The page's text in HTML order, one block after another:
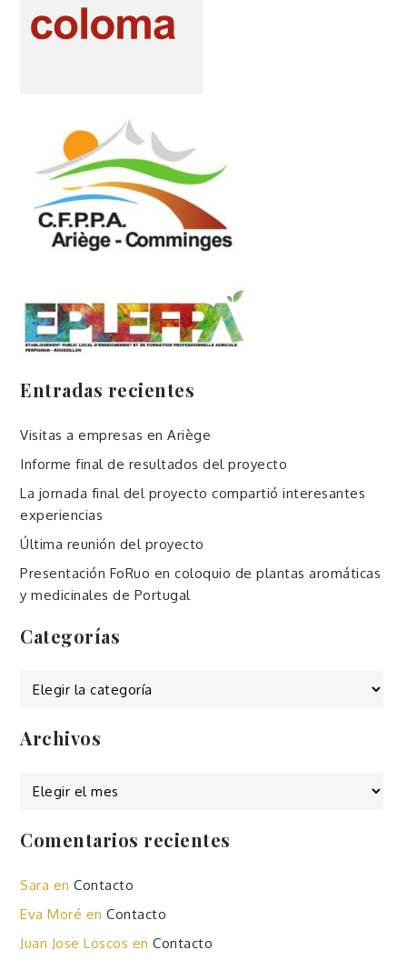
Entradas recientes
Visitas a empresas en Ariège
Informe final de resultados del proyecto
La jornada final del proyecto compartió interesantes
experiencias
Última reunión del proyecto
Presentación FoRuo en coloquio de plantas aromáticas
y medicinales de Portugal
Categorías
Archivos
Comentarios recientes
Sara enContacto
Eva Moré enContacto
Juan Jose Loscos enContacto